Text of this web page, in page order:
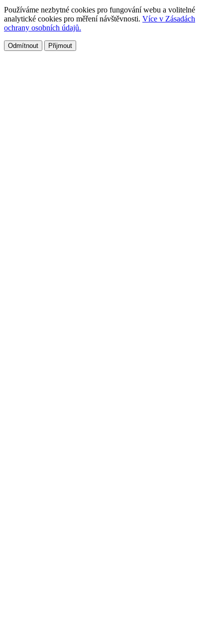
Používáme nezbytné cookies pro fungování webu a volitelné
analytické cookies pro měření návštěvnosti. Více v Zásadách
ochrany osobních údajů.
Odmítnout Přijmout